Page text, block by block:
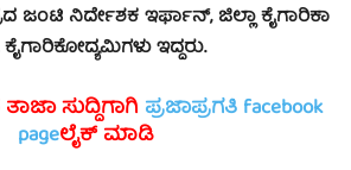
ಜಂಟಿ ನಿರ್ದೇಶಕ ಇರ್ಫಾನ್, ಜಿಲ್ಲಾ ಕೈಗಾರಿಕಾ
ಇದ್ದರು.
ಸುದ್ದಿಗಾಗಿ ಪ್ರಜಾಪ್ರಗತಿ facebook
pageಲೈಕ್ ಮಾಡಿ